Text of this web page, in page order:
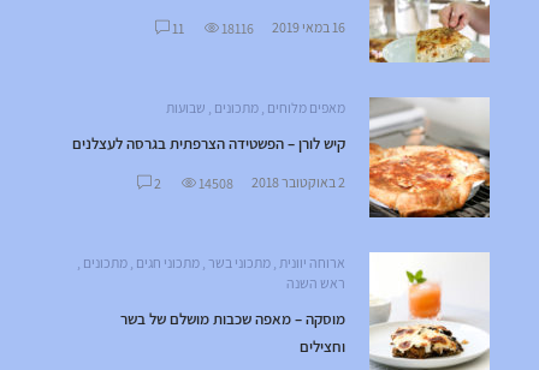
16 במאי 2019 18116
11
מאפים מלוחים ,מתכונים , שבועות
קיש לורן – הפשטידה הצרפתית בגרסה לעצלנים
2 באוקטובר 2018 14508
2
ארוחה יוונית ,מתכוני בשר ,מתכוני חגים ,מתכונים ,
ראש השנה
מוסקה – מאפה שכבות מושלם של בשר
וחצילים